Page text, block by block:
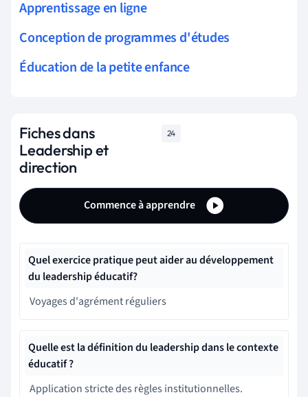
Apprentissage en ligne
Conception de programmes d'études
Éducation de la petite enfance
Fiches dans
Leadership et
direction
24
Commence à apprendre
Quel exercice pratique peut aider au développement
du leadership éducatif?
Voyages d'agrément réguliers
Quelle est la définition du leadership dans le contexte
éducatif ?
Application stricte des règles institutionnelles.